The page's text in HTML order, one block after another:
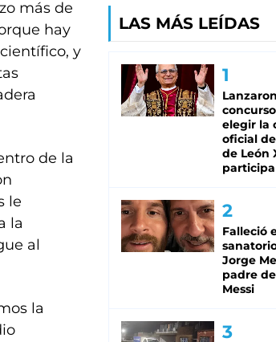
más de
hay
y
de la
le
la
al
la
LAS MÁS LEÍDAS
elegir la
oficial
de León
Falleció
Jorge
padre
Messi